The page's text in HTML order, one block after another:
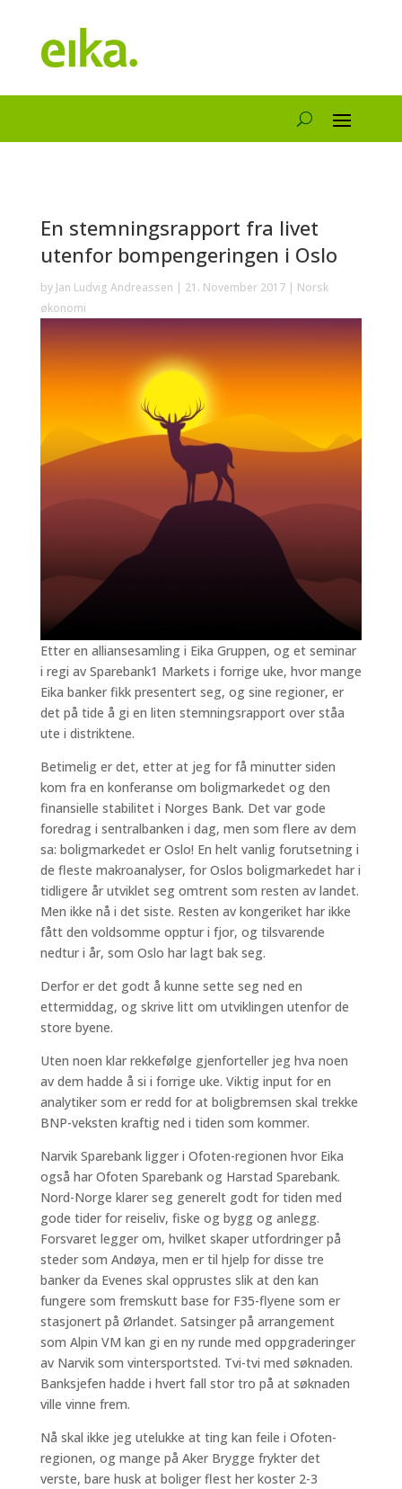
En stemningsrapport fra livet
utenfor bompengeringen i Oslo
by Jan Ludvig Andreassen | 21. November 2017| Norsk
økonomi
Etter en alliansesamling i Eika Gruppen, og et seminar
i regi av Sparebank1 Markets i forrige uke, hvor mange
Eika banker fikk presentert seg, og sine regioner, er
det på tide å gi en liten stemningsrapport over ståa
ute i distriktene.
Betimelig er det, etter at jeg for få minutter siden
kom fra en konferanse om boligmarkedet og den
finansielle stabilitet i Norges Bank. Det var gode
foredrag i sentralbanken i dag, men som flere av dem
sa: boligmarkedet er Oslo! En helt vanlig forutsetning i
de fleste makroanalyser, for Oslos boligmarkedet har i
tidligere år utviklet seg omtrent som resten av landet.
Men ikke nå i det siste. Resten av kongeriket har ikke
fått den voldsomme opptur i fjor, og tilsvarende
nedtur i år, som Oslo har lagt bak seg.
Derfor er det godt å kunne sette seg ned en
ettermiddag, og skrive litt om utviklingen utenfor de
store byene.
Uten noen klar rekkefølge gjenforteller jeg hva noen
av dem hadde å si i forrige uke. Viktig input for en
analytiker som er redd for at boligbremsen skal trekke
BNP-veksten kraftig ned i tiden som kommer.
Narvik Sparebank ligger i Ofoten-regionen hvor Eika
også har Ofoten Sparebank og Harstad Sparebank.
Nord-Norge klarer seg generelt godt for tiden med
gode tider for reiseliv, fiske og bygg og anlegg.
Forsvaret legger om, hvilket skaper utfordringer på
steder som Andøya, men er til hjelp for disse tre
banker da Evenes skal opprustes slik at den kan
fungere som fremskutt base for F35-flyene som er
stasjonert på Ørlandet. Satsinger på arrangement
som Alpin VM kan gi en ny runde med oppgraderinger
av Narvik som vintersportsted. Tvi-tvi med søknaden.
Banksjefen hadde i hvert fall stor tro på at søknaden
ville vinne frem.
Nå skal ikke jeg utelukke at ting kan feile i Ofoten-
regionen, og mange på Aker Brygge frykter det
verste, bare husk at boliger flest her koster 2-3